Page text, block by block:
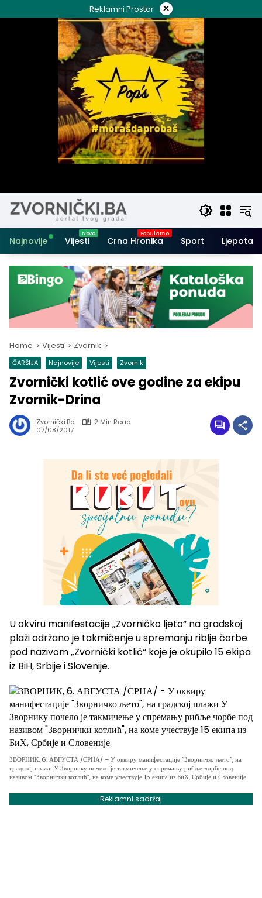
to
Reklamni Prostor ×
Najnovije Vijesti Crna Hronika Sport Ljepota i
Home Vijesti Zvornik
ČARŠIJA Najnovije Vijesti Zvornik
Zvornički kotlić ove godine za ekipu
Zvornik-Drina
Zvornički.ba
2 Min Read
07/08/2017
U okviru manifestacije „Zvorničko ljeto“ na gradskoj
plaži održano je takmičenje u spremanju riblje čorbe
pod nazivom „Zvornički kotlić“ koje je okupilo 15 ekipa
iz BiH, Srbije i Slovenije.
ЗВОРНИК, 6. АВГУСТА /СРНА/ – У оквиру манифестације “Зворничко љето”, на
градској плажи У Зворнику почело је такмичење у спремању рибље чорбе под
називом “Зворнички котлић”, на коме учествује 15 екипа из БиХ, Србије и Словеније.
Reklamni sadržaj